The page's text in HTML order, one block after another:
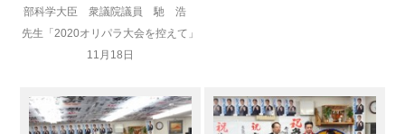
部科学大臣 衆議院議員 馳 浩
先生「2020オリパラ大会を控えて」
11月18日